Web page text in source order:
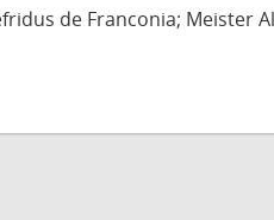
de Franconia; Meister